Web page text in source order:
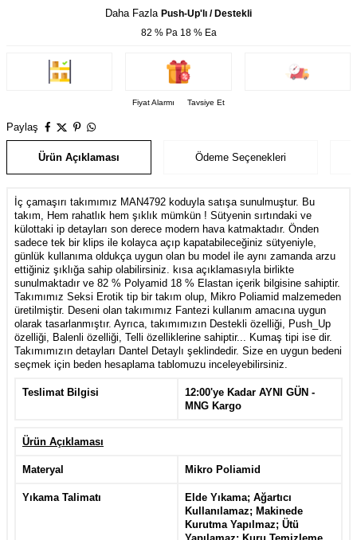
Daha Fazla Push-Up'lı / Destekli
82 % Pa 18 % Ea
Fiyat Alarmı Tavsiye Et
Paylaş
Ürün Açıklaması Ödeme Seçenekleri
İç çamaşırı takımımız MAN4792 koduyla satışa sunulmuştur. Bu
takım, Hem rahatlık hem şıklık mümkün ! Sütyenin sırtındaki ve
külottaki ip detayları son derece modern hava katmaktadır. Önden
sadece tek bir klips ile kolayca açıp kapatabileceğiniz sütyeniyle,
günlük kullanıma oldukça uygun olan bu model ile aynı zamanda arzu
ettiğiniz şıklığa sahip olabilirsiniz. kısa açıklamasıyla birlikte
sunulmaktadır ve 82 % Polyamid 18 % Elastan içerik bilgisine sahiptir.
Takımımız Seksi Erotik tip bir takım olup, Mikro Poliamid malzemeden
üretilmiştir. Deseni olan takımımız Fantezi kullanım amacına uygun
olarak tasarlanmıştır. Ayrıca, takımımızın Destekli özelliği, Push_Up
özelliği, Balenli özelliği, Telli özelliklerine sahiptir... Kumaş tipi ise dir.
Takımımızın detayları Dantel Detaylı şeklindedir. Size en uygun bedeni
seçmek için beden hesaplama tablomuzu inceleyebilirsiniz.
Teslimat Bilgisi
12:00'ye Kadar AYNI GÜN -
MNG Kargo
Ürün Açıklaması
Materyal Mikro Poliamid
Yıkama Talimatı
Elde Yıkama; Ağartıcı
Kullanılamaz; Makinede
Kurutma Yapılmaz; Ütü